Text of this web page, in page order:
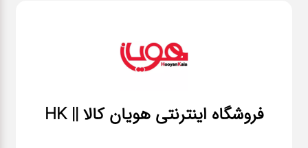
فروشگاه اینترنتی هویان کالا || HK